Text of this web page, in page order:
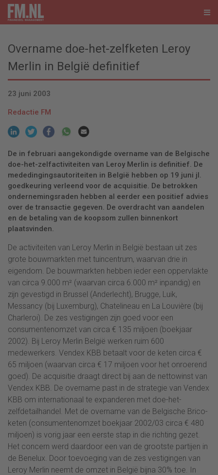
Overname doe-het-zelfketen Leroy
Merlin in België definitief
23 juni 2003
Redactie FM
De in februari aangekondigde overname van de Belgische
doe-het-zelfactiviteiten van Leroy Merlin is definitief. De
mededingingsautoriteiten in België hebben op 19 juni jl.
goedkeuring verleend voor de acquisitie. De betrokken
ondernemingsraden hebben al eerder een positief advies
over de transactie gegeven. De overdracht van aandelen
en de betaling van de koopsom zullen binnenkort
plaatsvinden.
De activiteiten van Leroy Merlin in België bestaan uit zes
grote bouwmarkten met tuincentrum, waarvan drie in
eigendom. De bouwmarkten hebben ieder een oppervlakte
van circa 9.000 m² (waarvan circa 6.000 m² inpandig) en
zijn gevestigd in Brussel (Anderlecht), Brugge, Luik,
Messancy (bij Luxemburg), Chatelineau en La Louvière (bij
Charleroi). De zes vestigingen zijn goed voor een
consumentenomzet van circa € 135 miljoen (boekjaar
2002). Bij Leroy Merlin België werken ruim 600
medewerkers. Vendex KBB betaalt voor de keten circa €
65 miljoen (waarvan circa € 17 miljoen voor het onroerend
goed). De acquisitie draagt direct bij aan de nettowinst van
Vendex KBB. De overname past in de strategie van Vendex
KBB om internationaal te expanderen met doe-het-
zelfdetailhandel. Met de overname van de Belgische Brico-
keten (consumentenomzet boekjaar 2002/03 circa € 480
miljoen) is vorig jaar een eerste stap in die richting gezet.
Het concern werd daardoor een van de grootste partijen in
de Benelux. Door toevoeging van de zes vestigingen van
Leroy Merlin neemt de omzet in België bijna 30% toe. In